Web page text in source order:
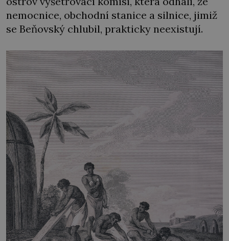
nemocnice, obchodní stanice a silnice, jimiž
se Beňovský chlubil, prakticky neexistují.